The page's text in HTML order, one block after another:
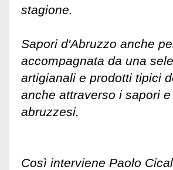
stagione.
Sapori d'Abruzzo anche
accompagnata da una
artigianali e prodotti tipici
anche attraverso i sapori
abruzzesi.
Così interviene Paolo